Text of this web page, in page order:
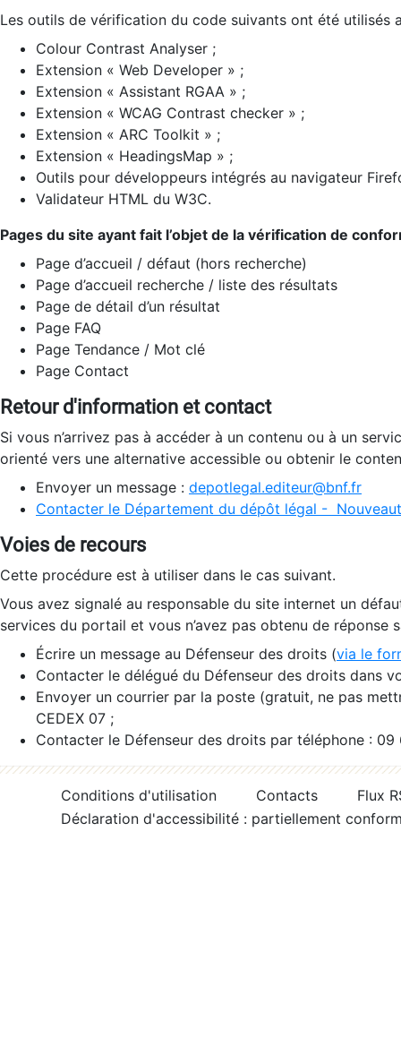
Les outils de vérification du code suivants ont été utilisés
Colour Contrast Analyser ;
Extension « Web Developer » ;
Extension « Assistant RGAA » ;
Extension « WCAG Contrast checker » ;
Extension « ARC Toolkit » ;
Extension « HeadingsMap » ;
Outils pour développeurs intégrés au navigateur
Validateur HTML du W3C.
Pages du site ayant fait l’objet de la vérification de
Page d’accueil / défaut (hors recherche)
Page d’accueil recherche / liste des résultats
Page de détail d’un résultat
Page FAQ
Page Tendance / Mot clé
Page Contact
Retour d'information et contact
Si vous n’arrivez pas à accéder à un contenu ou à un
orienté vers une alternative accessible ou obtenir le
Envoyer un message : depotlegal.editeur@bnf.fr
Contacter le Département du dépôt légal -
Voies de recours
Cette procédure est à utiliser dans le cas suivant.
Vous avez signalé au responsable du site internet un
services du portail et vous n’avez pas obtenu de réponse
Écrire un message au Défenseur des droits (via le
Contacter le délégué du Défenseur des droits dans
Envoyer un courrier par la poste (gratuit, ne pas
CEDEX 07 ;
Contacter le Défenseur des droits par téléphone :
Conditions d'utilisation Contacts
Flux
Déclaration d'accessibilité : partiellement